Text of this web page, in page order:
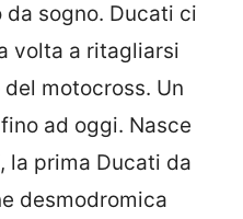
sogno. Ducati ci
volta a ritagliarsi
motocross. Un
ad oggi. Nasce
la prima Ducati da
desmodromica